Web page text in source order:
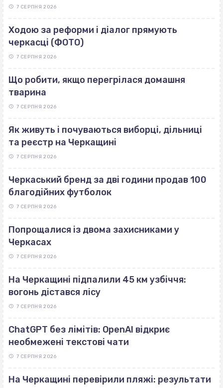
7 СЕРПНЯ 2026
Ходою за реформи і діалог прямують
черкасці (ФОТО)
7 СЕРПНЯ 2026
Що робити, якщо перегрілася домашня
тварина
7 СЕРПНЯ 2026
Як живуть і почуваються виборці, дільниці
та реєстр на Черкащині
7 СЕРПНЯ 2026
Черкаський бренд за дві години продав 100
благодійних футболок
7 СЕРПНЯ 2026
Попрощалися із двома захисниками у
Черкасах
7 СЕРПНЯ 2026
На Черкащині підпалили 45 км узбіччя:
вогонь дістався лісу
7 СЕРПНЯ 2026
ChatGPT без лімітів: OpenAI відкриє
необмежені текстові чати
7 СЕРПНЯ 2026
На Черкащині перевірили пляжі: результати